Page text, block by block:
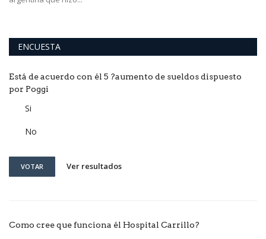
ENCUESTA
Está de acuerdo con él 5 ?aumento de sueldos dispuesto
por Poggi
Si
No
VOTAR Ver resultados
Como cree que funciona él Hospital Carrillo?